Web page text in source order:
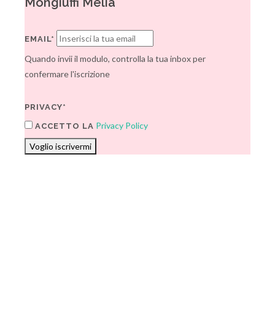
EMAIL*
Quando invii il modulo, controlla la tua inbox per
confermare l'iscrizione
PRIVACY*
ACCETTO LA Privacy Policy
Voglio iscrivermi